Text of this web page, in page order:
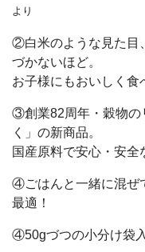
より
②白米のような見た目
づかないほど。
お子様にもおいしく食
③創業82周年・穀物の
く」の新商品。
国産原料で安心・安全
④ごはんと一緒に混ぜ
最適！
④50gづつの小分け袋